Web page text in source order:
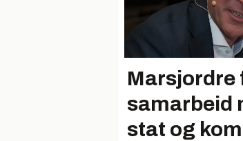
Marsjordre
samarbeid
stat og